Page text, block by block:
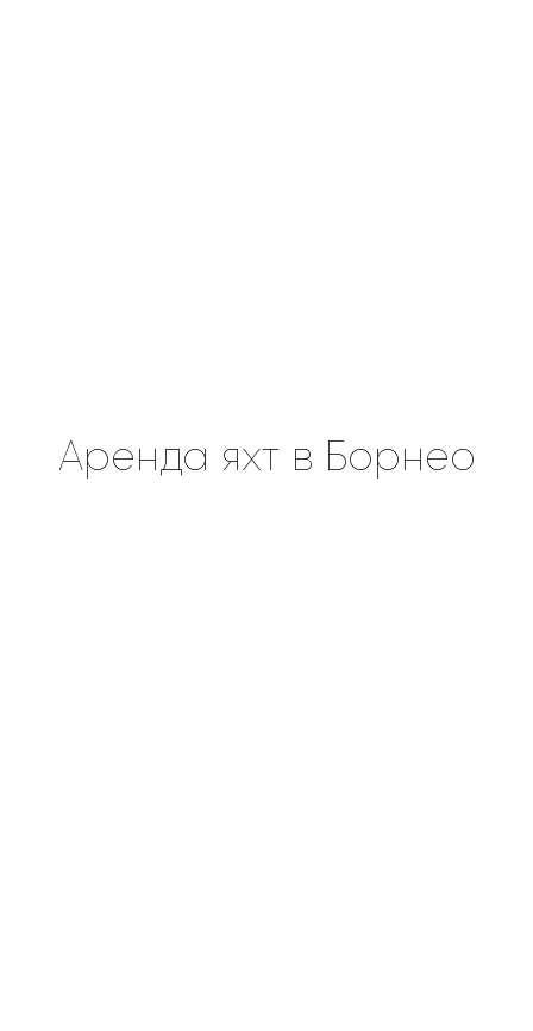
Аренда яхт в Борнео